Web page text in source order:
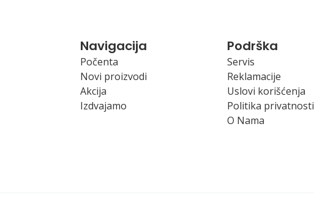
Navigacija
Počenta
Novi proizvodi
Akcija
Izdvajamo
Podrška
Servis
Reklamacije
Uslovi korišćenja
Politika privatnosti
O Nama